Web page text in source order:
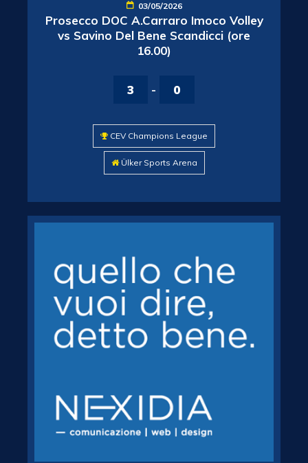
03/05/2026
Prosecco DOC A.Carraro Imoco Volley
vs Savino Del Bene Scandicci (ore
16.00)
3 - 0
CEV Champions League
Ülker Sports Arena